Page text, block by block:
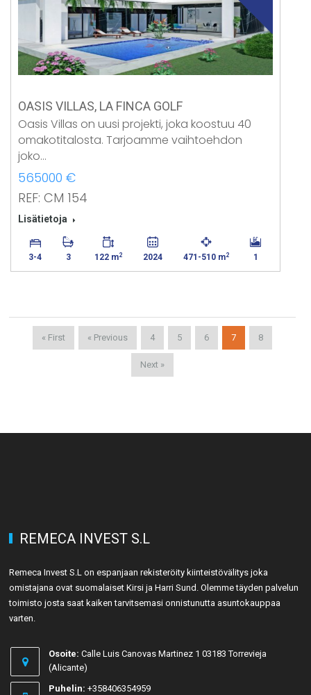
OASIS VILLAS, LA FINCA GOLF
Oasis Villas on uusi projekti, joka koostuu 40
omakotitalosta. Tarjoamme vaihtoehdon
joko…
565000 €
REF: CM 154
Lisätietoja
3-4 3 122 m2 2024 471-510 m2 1
« First « Previous 4 5 6 7 8
Next »
13
REMECA INVEST S.L
Remeca Invest S.L on espanjaan rekisteröity kiinteistövälitys joka
omistajana ovat suomalaiset Kirsi ja Harri Sund. Olemme täyden palvelun
toimisto josta saat kaiken tarvitsemasi onnistunutta asuntokauppaa
varten.
Osoite: Calle Luis Canovas Martinez 1 03183 Torrevieja
(Alicante)
Puhelin: +358406354959